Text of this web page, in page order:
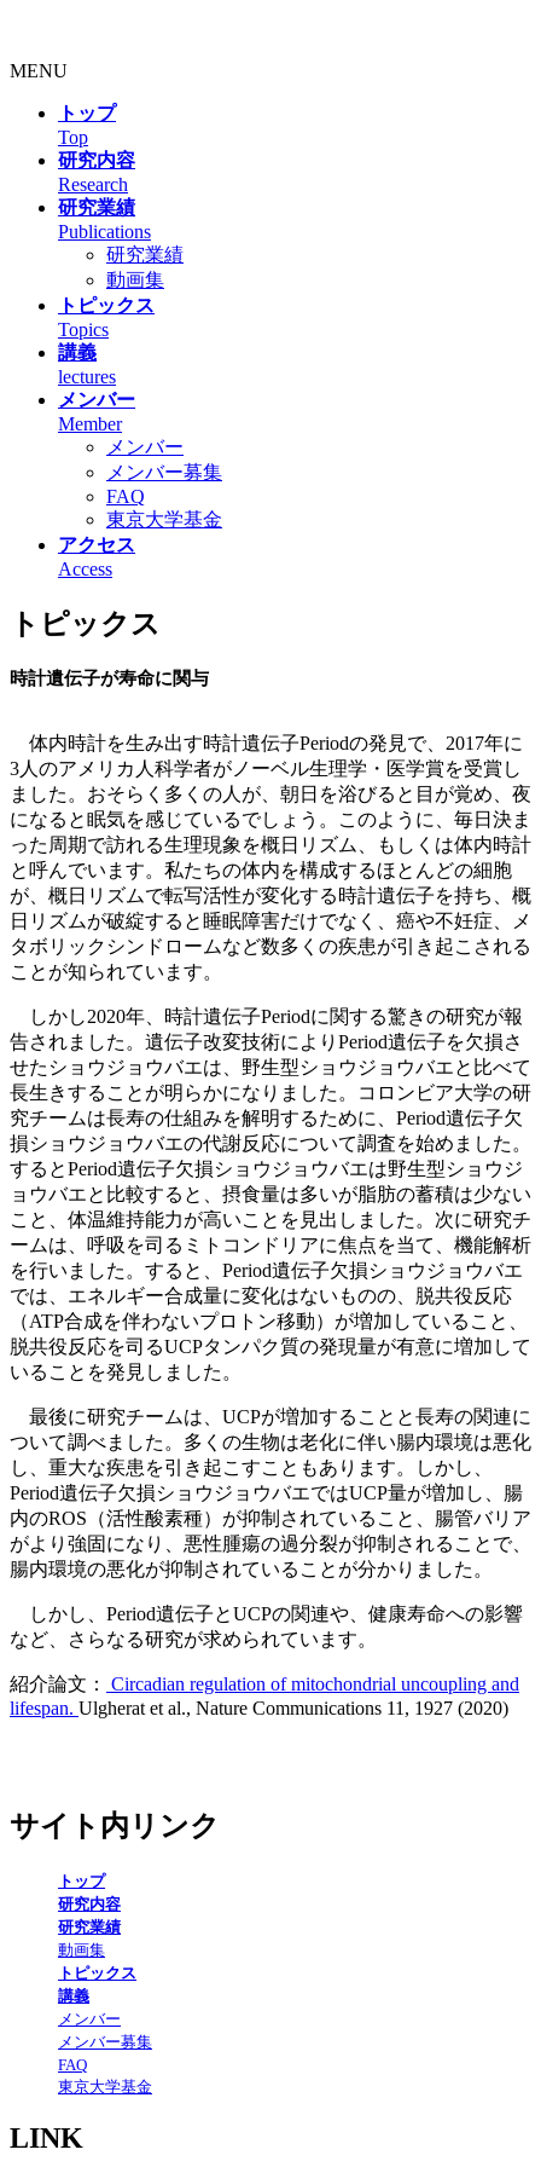
MENU
トップ
Top
研究内容
Research
研究業績
Publications
研究業績
動画集
トピックス
Topics
講義
lectures
メンバー
Member
メンバー
メンバー募集
FAQ
東京大学基金
アクセス
Access
トピックス
時計遺伝子が寿命に関与
体内時計を生み出す時計遺伝子Periodの発見で、2017年に
3人のアメリカ人科学者がノーベル生理学・医学賞を受賞し
ました。おそらく多くの人が、朝日を浴びると目が覚め、夜
になると眠気を感じているでしょう。このように、毎日決ま
った周期で訪れる生理現象を概日リズム、もしくは体内時計
と呼んでいます。私たちの体内を構成するほとんどの細胞
が、概日リズムで転写活性が変化する時計遺伝子を持ち、概
日リズムが破綻すると睡眠障害だけでなく、癌や不妊症、メ
タボリックシンドロームなど数多くの疾患が引き起こされる
ことが知られています。
しかし2020年、時計遺伝子Periodに関する驚きの研究が報
告されました。遺伝子改変技術によりPeriod遺伝子を欠損さ
せたショウジョウバエは、野生型ショウジョウバエと比べて
長生きすることが明らかになりました。コロンビア大学の研
究チームは長寿の仕組みを解明するために、Period遺伝子欠
損ショウジョウバエの代謝反応について調査を始めました。
するとPeriod遺伝子欠損ショウジョウバエは野生型ショウジ
ョウバエと比較すると、摂食量は多いが脂肪の蓄積は少ない
こと、体温維持能力が高いことを見出しました。次に研究チ
ームは、呼吸を司るミトコンドリアに焦点を当て、機能解析
を行いました。すると、Period遺伝子欠損ショウジョウバエ
では、エネルギー合成量に変化はないものの、脱共役反応
（ATP合成を伴わないプロトン移動）が増加していること、
脱共役反応を司るUCPタンパク質の発現量が有意に増加して
いることを発見しました。
最後に研究チームは、UCPが増加することと長寿の関連に
ついて調べました。多くの生物は老化に伴い腸内環境は悪化
し、重大な疾患を引き起こすこともあります。しかし、
Period遺伝子欠損ショウジョウバエではUCP量が増加し、腸
内のROS（活性酸素種）が抑制されていること、腸管バリア
がより強固になり、悪性腫瘍の過分裂が抑制されることで、
腸内環境の悪化が抑制されていることが分かりました。
しかし、Period遺伝子とUCPの関連や、健康寿命への影響
など、さらなる研究が求められています。
紹介論文：
Circadian regulation of mitochondrial uncoupling and
lifespan. Ulgherat et al., Nature Communications 11, 1927 (2020)
サイト内リンク
トップ
研究内容
研究業績
動画集
トピックス
講義
メンバー
メンバー募集
FAQ
東京大学基金
LINK